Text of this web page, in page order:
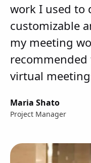
work I used to
customizable
my meeting
virtual
Maria Shato
Project Manager